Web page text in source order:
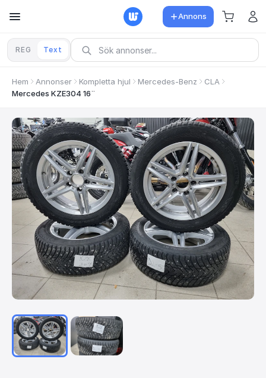
Annons
REG Text
Hem Annonser Kompletta hjul Mercedes-Benz
CLA
Mercedes KZE304 16¨